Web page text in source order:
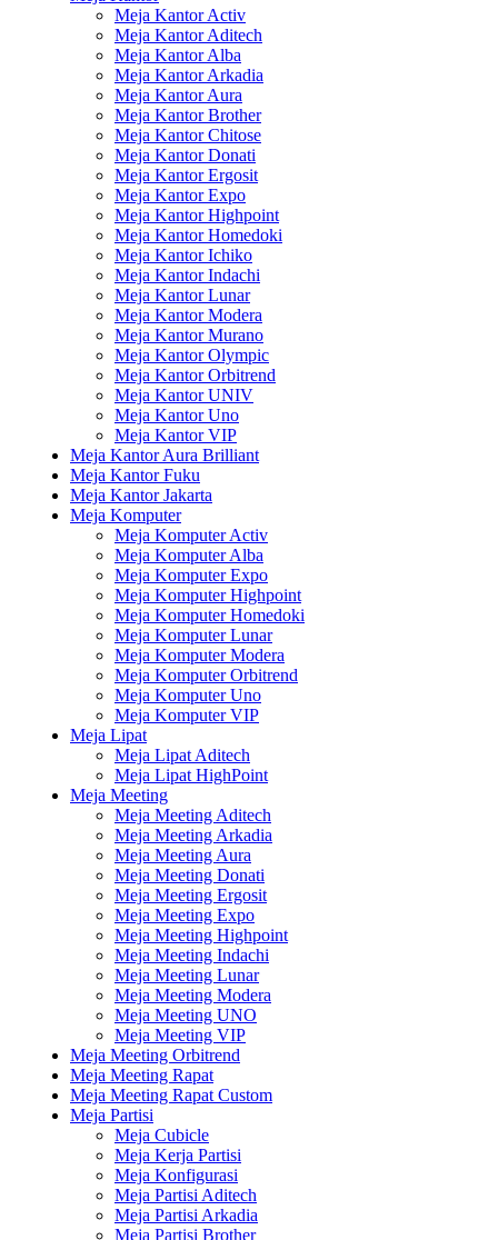
Meja Kantor Activ
Meja Kantor Aditech
Meja Kantor Alba
Meja Kantor Arkadia
Meja Kantor Aura
Meja Kantor Brother
Meja Kantor Chitose
Meja Kantor Donati
Meja Kantor Ergosit
Meja Kantor Expo
Meja Kantor Highpoint
Meja Kantor Homedoki
Meja Kantor Ichiko
Meja Kantor Indachi
Meja Kantor Lunar
Meja Kantor Modera
Meja Kantor Murano
Meja Kantor Olympic
Meja Kantor Orbitrend
Meja Kantor UNIV
Meja Kantor Uno
Meja Kantor VIP
Meja Kantor Aura Brilliant
Meja Kantor Fuku
Meja Kantor Jakarta
Meja Komputer
Meja Komputer Activ
Meja Komputer Alba
Meja Komputer Expo
Meja Komputer Highpoint
Meja Komputer Homedoki
Meja Komputer Lunar
Meja Komputer Modera
Meja Komputer Orbitrend
Meja Komputer Uno
Meja Komputer VIP
Meja Lipat
Meja Lipat Aditech
Meja Lipat HighPoint
Meja Meeting
Meja Meeting Aditech
Meja Meeting Arkadia
Meja Meeting Aura
Meja Meeting Donati
Meja Meeting Ergosit
Meja Meeting Expo
Meja Meeting Highpoint
Meja Meeting Indachi
Meja Meeting Lunar
Meja Meeting Modera
Meja Meeting UNO
Meja Meeting VIP
Meja Meeting Orbitrend
Meja Meeting Rapat
Meja Meeting Rapat Custom
Meja Partisi
Meja Cubicle
Meja Kerja Partisi
Meja Konfigurasi
Meja Partisi Aditech
Meja Partisi Arkadia
Meja Partisi Brother